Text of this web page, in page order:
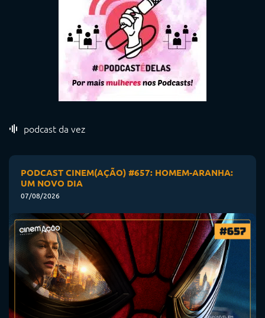
podcast da vez
PODCAST CINEM(AÇÃO) #657: HOMEM-ARANHA:
UM NOVO DIA
07/08/2026